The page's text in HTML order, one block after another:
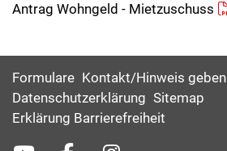
Antrag Wohngeld - Mietzuschuss
Formulare Kontakt/Hinweis geben
Datenschutzerklärung Sitemap
Erklärung Barrierefreiheit